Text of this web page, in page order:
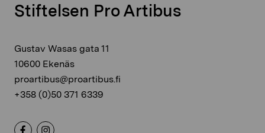
Stiftelsen Pro Artibus
Gustav Wasas gata 11
10600 Ekenäs
proartibus@proartibus.fi
+358 (0)50 371 6339